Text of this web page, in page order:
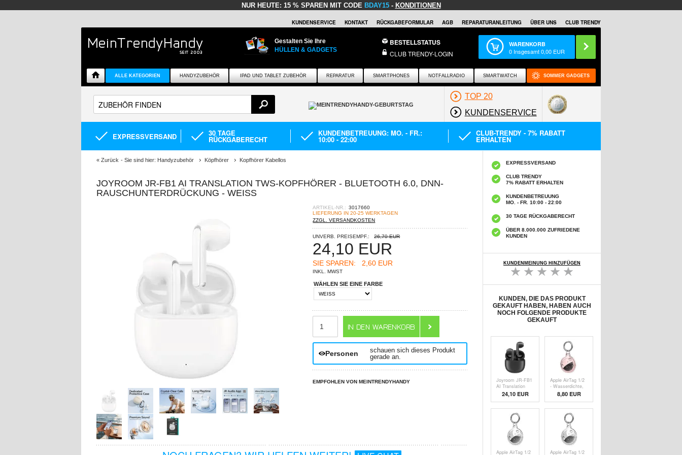
NUR HEUTE: 15 % SPAREN MIT CODE BDAY15- KONDITIONEN
KUNDENSERVICE KONTAKT RÜCKGABEFORMULAR AGB REPARATURANLEITUNG ÜBER UNS CLUB TRENDY
Gestalten Sie Ihre
HÜLLEN & GADGETS
BESTELLSTATUS
CLUB TRENDY-LOGIN
WARENKORB
0 Insgesamt0,00 EUR
ALLE KATEGORIEN HANDYZUBEHÖR IPAD UND TABLET ZUBEHÖR REPARATUR SMARTPHONES NOTFALLRADIO SMARTWATCH SOMMER GADGETS
TOP 20
KUNDENSERVICE
EXPRESSVERSAND 30 TAGE
RÜCKGABERECHT
KUNDENBETREUUNG: MO. - FR.:
10:00 - 22:00
CLUB-TRENDY - 7% RABATT
ERHALTEN
« Zurück - Sie sind hier: Handyzubehör Köpfhörer Kopfhörer Kabellos
JOYROOM JR-FB1 AI TRANSLATION TWS-KOPFHÖRER - BLUETOOTH 6.0, DNN-
RAUSCHUNTERDRÜCKUNG - WEISS
ARTIKEL-NR.: 3017660
LIEFERUNG IN 20-25 WERKTAGEN
ZZGL. VERSANDKOSTEN
UNVERB. PREISEMPF.: 26,70 EUR
24,10 EUR
SIE SPAREN: 2,60 EUR
INKL. MWST
WÄHLEN SIE EINE FARBE
Personen
schauen sich dieses Produkt
gerade an.
EMPFOHLEN VON MEINTRENDYHANDY
EXPRESSVERSAND
CLUB TRENDY
7% RABATT ERHALTEN
KUNDENBETREUUNG
MO. - FR. 10:00 - 22:00
30 TAGE RÜCKGABERECHT
ÜBER 8.000.000 ZUFRIEDENE
KUNDEN
KUNDENMEINUNG HINZUFÜGEN
KUNDEN, DIE DAS PRODUKT
GEKAUFT HABEN, HABEN AUCH
NOCH FOLGENDE PRODUKTE
GEKAUFT
Joyroom JR-FB1
AI Translation
TWS-Kopfhörer -
Bluetooth 6.0,
DNN-
Rauschunterdrückung
- Schwarz
24,10EUR
Apple AirTag 1/2
- Wasserdichte,
transparente
Silikonhülle mit
Schlüsselanhänger
- Rosa
8,80 EUR
Apple AirTag 1/2
Apple AirTag 1/2